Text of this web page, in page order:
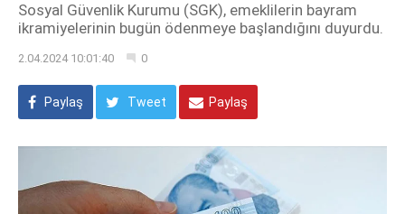
Sosyal Güvenlik Kurumu (SGK), emeklilerin bayram
ikramiyelerinin bugün ödenmeye başlandığını duyurdu.
2.04.2024 10:01:40 0
Paylaş Tweet Paylaş